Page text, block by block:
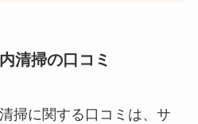
清掃の口コミ
掃に関する口コミは、サ